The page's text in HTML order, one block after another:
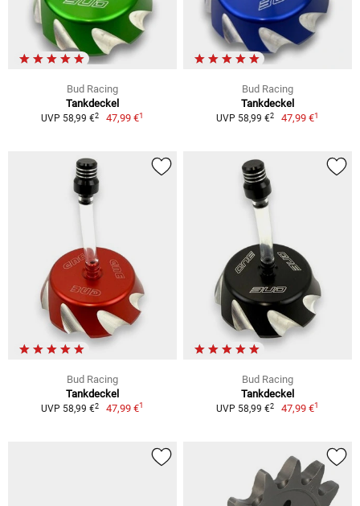
Bud Racing
Tankdeckel
UVP 58,99 €2 47,99 €1
Bud Racing
Tankdeckel
UVP 58,99 €2 47,99 €1
Bud Racing
Tankdeckel
UVP 58,99 €2 47,99 €1
Bud Racing
Tankdeckel
UVP 58,99 €2 47,99 €1